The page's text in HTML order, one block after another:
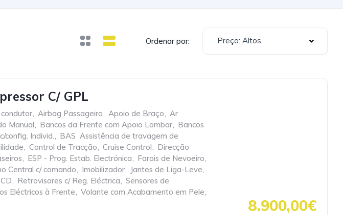
Ordenar por: Preço: Altos
C/ GPL
, Airbag Passageiro, Apoio de Braço, Ar
Manual, Bancos da Frente com Apoio Lombar, Bancos
config. Individ., BAS  Assistência de travagem de
, Control de Tracção, Cruise Control, Direcção
, ESP - Prog. Estab. Electrónica, Farois de Nevoeiro,
Central c/ comando, Imobilizador, Jantes de Liga-Leve,
, Retrovisores c/ Reg. Eléctrica, Sensores de
Eléctricos à Frente, Volante com Acabamento em Pele,
8.900,00€